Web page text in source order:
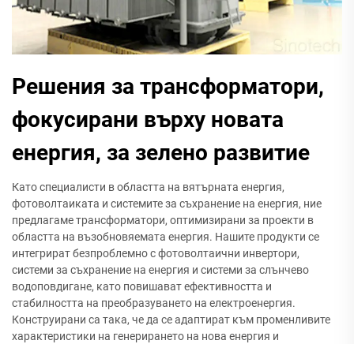
Решения за трансформатори,
фокусирани върху новата
енергия, за зелено развитие
Като специалисти в областта на вятърната енергия,
фотоволтаиката и системите за съхранение на енергия, ние
предлагаме трансформатори, оптимизирани за проекти в
областта на възобновяемата енергия. Нашите продукти се
интегрират безпроблемно с фотоволтаични инвертори,
системи за съхранение на енергия и системи за слънчево
водоповдигане, като повишават ефективността и
стабилността на преобразуването на електроенергия.
Конструирани са така, че да се адаптират към променливите
характеристики на генерирането на нова енергия и